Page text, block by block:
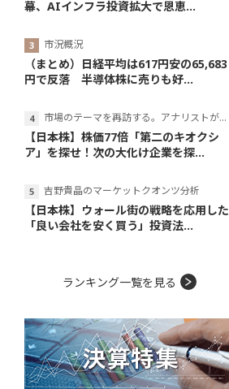
幕、AIインフラ投資拡大で恩恵...
市況概況
（まとめ）日経平均は617円安の65,683
円で反落 半導体株に売りも好...
市場のテーマを再訪する。アナリストが読み解くテーマの本質
【日本株】株価77倍「第二のキオクシ
ア」を探せ！次の大化け企業を探...
吉野貴晶のマーケットクオンツ分析
【日本株】ウォール街の戦略を応用した
「良い会社を安く買う」投資法...
ランキング一覧を見る